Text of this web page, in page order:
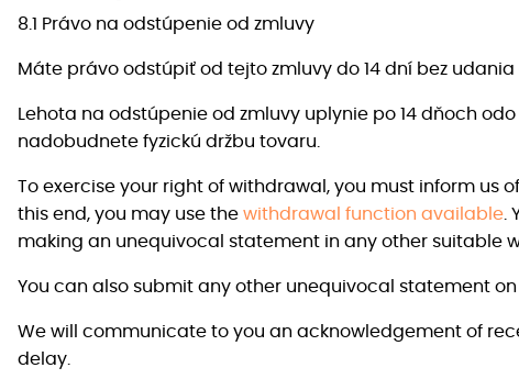
8.1 Právo na odstúpenie od zmluvy
Máte právo odstúpiť od tejto zmluvy do 14 dní bez udania
Lehota na odstúpenie od zmluvy uplynie po 14 dňoch
nadobudnete fyzickú držbu tovaru.
To exercise your right of withdrawal, you must inform
this end, you may use the withdrawal function available.
making an unequivocal statement in any other suitable
You can also submit any other unequivocal statement on
We will communicate to you an acknowledgement of
delay.